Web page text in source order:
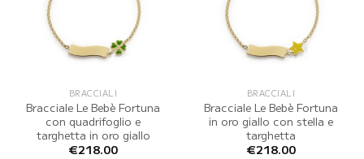
BRACCIALI
Bracciale Le Bebè Fortuna
con quadrifoglio e
targhetta in oro giallo
€218.00
BRACCIALI
Bracciale Le Bebè Fortuna
in oro giallo con stella e
targhetta
€218.00